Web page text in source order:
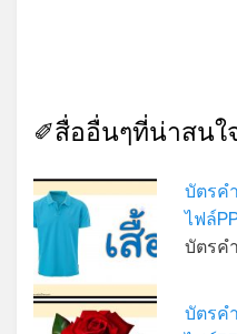
✐สื่ออื่นๆที่น่าสนใ
บัตรค
ไฟล์
บัตรค
บัตรค
*